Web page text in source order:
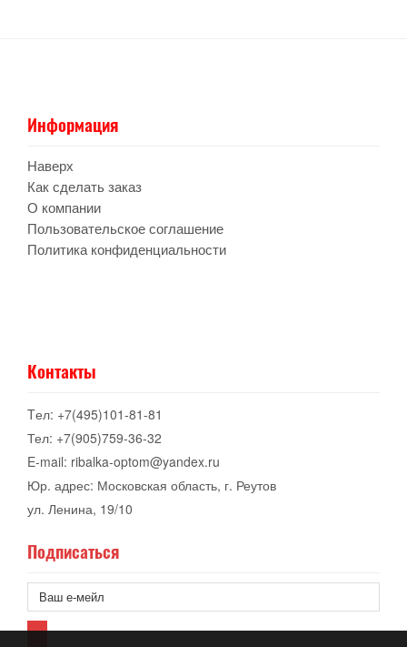
Информация
Наверх
Как сделать заказ
О компании
Пользовательское соглашение
Политика конфиденциальности
Контакты
Tел: +7(495)101-81-81
Тел: +7(905)759-36-32
E-mail: ribalka-optom@yandex.ru
Юр. адрес: Московская область, г. Реутов
ул. Ленина, 19/10
Подписаться